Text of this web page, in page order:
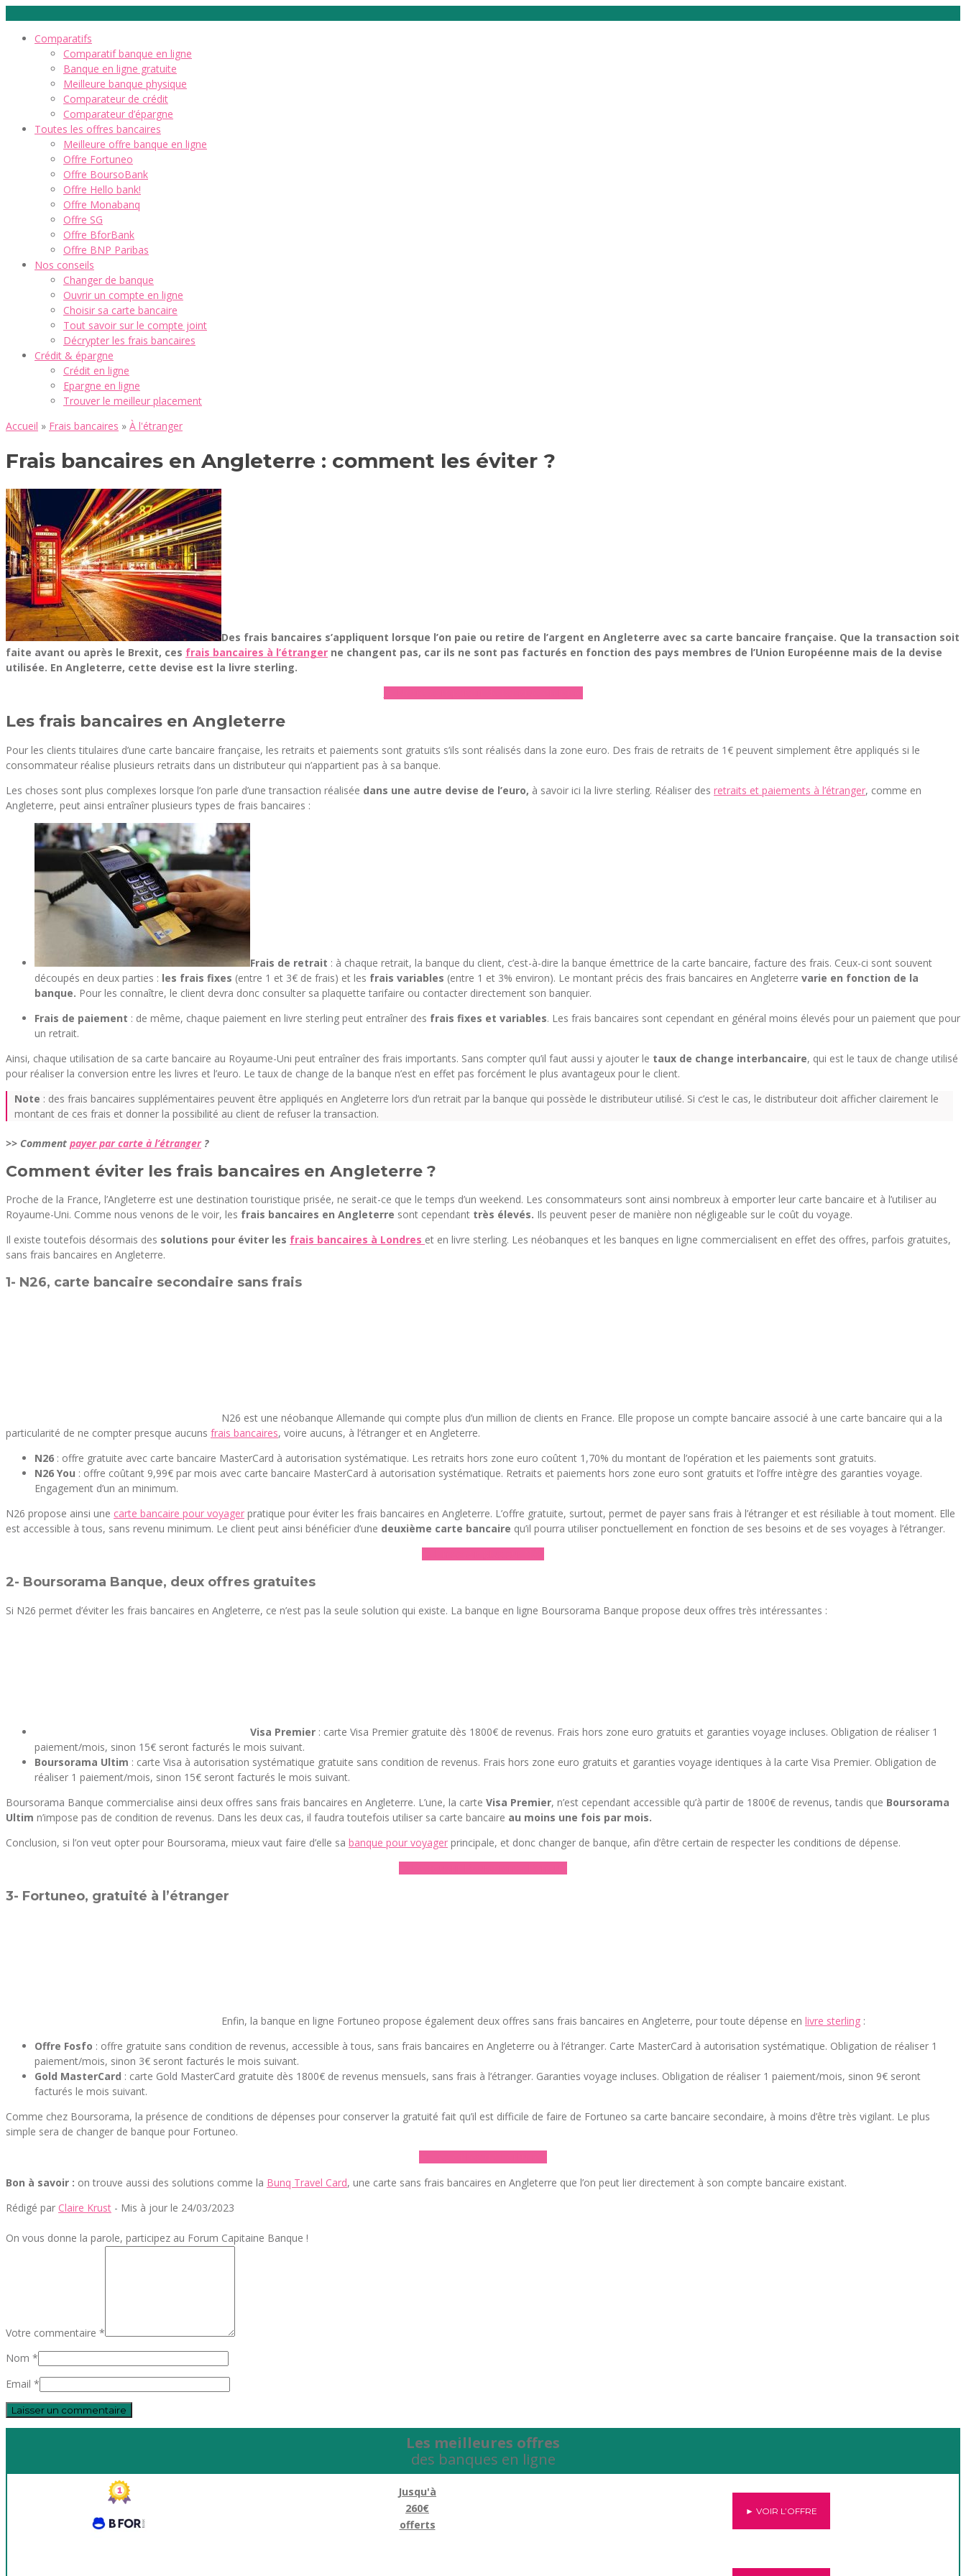
Comparatifs
Comparatif banque en ligne
Banque en ligne gratuite
Meilleure banque physique
Comparateur de crédit
Comparateur d’épargne
Toutes les offres bancaires
Meilleure offre banque en ligne
Offre Fortuneo
Offre BoursoBank
Offre Hello bank!
Offre Monabanq
Offre SG
Offre BforBank
Offre BNP Paribas
Nos conseils
Changer de banque
Ouvrir un compte en ligne
Choisir sa carte bancaire
Tout savoir sur le compte joint
Décrypter les frais bancaires
Crédit & épargne
Crédit en ligne
Epargne en ligne
Trouver le meilleur placement
Accueil » Frais bancaires » À l'étranger
Frais bancaires en Angleterre : comment les éviter ?
Des frais bancaires s’appliquent lorsque l’on paie ou retire de l’argent en Angleterre avec sa carte bancaire française. Que la transaction soit
faite avant ou après le Brexit, ces frais bancaires à l’étranger ne changent pas, car ils ne sont pas facturés en fonction des pays membres de l’Union Européenne mais de la devise
utilisée. En Angleterre, cette devise est la livre sterling.
Les frais bancaires en Angleterre
Pour les clients titulaires d’une carte bancaire française, les retraits et paiements sont gratuits s’ils sont réalisés dans la zone euro. Des frais de retraits de 1€ peuvent simplement être appliqués si le
consommateur réalise plusieurs retraits dans un distributeur qui n’appartient pas à sa banque.
Les choses sont plus complexes lorsque l’on parle d’une transaction réalisée dans une autre devise de l’euro, à savoir ici la livre sterling. Réaliser des retraits et paiements à l’étranger, comme en
Angleterre, peut ainsi entraîner plusieurs types de frais bancaires :
Frais de retrait : à chaque retrait, la banque du client, c’est-à-dire la banque émettrice de la carte bancaire, facture des frais. Ceux-ci sont souvent
découpés en deux parties : les frais fixes (entre 1 et 3€ de frais) et les frais variables (entre 1 et 3% environ). Le montant précis des frais bancaires en Angleterre varie en fonction de la
banque. Pour les connaître, le client devra donc consulter sa plaquette tarifaire ou contacter directement son banquier.
Frais de paiement : de même, chaque paiement en livre sterling peut entraîner des frais fixes et variables. Les frais bancaires sont cependant en général moins élevés pour un paiement que pour
un retrait.
Ainsi, chaque utilisation de sa carte bancaire au Royaume-Uni peut entraîner des frais importants. Sans compter qu’il faut aussi y ajouter le taux de change interbancaire, qui est le taux de change utilisé
pour réaliser la conversion entre les livres et l’euro. Le taux de change de la banque n’est en effet pas forcément le plus avantageux pour le client.
Note : des frais bancaires supplémentaires peuvent être appliqués en Angleterre lors d’un retrait par la banque qui possède le distributeur utilisé. Si c’est le cas, le distributeur doit afficher clairement le
montant de ces frais et donner la possibilité au client de refuser la transaction.
>> Comment payer par carte à l’étranger?
Comment éviter les frais bancaires en Angleterre ?
Proche de la France, l’Angleterre est une destination touristique prisée, ne serait-ce que le temps d’un weekend. Les consommateurs sont ainsi nombreux à emporter leur carte bancaire et à l’utiliser au
Royaume-Uni. Comme nous venons de le voir, les frais bancaires en Angleterre sont cependant très élevés. Ils peuvent peser de manière non négligeable sur le coût du voyage.
Il existe toutefois désormais des solutions pour éviter les frais bancaires à Londres et en livre sterling. Les néobanques et les banques en ligne commercialisent en effet des offres, parfois gratuites,
sans frais bancaires en Angleterre.
1- N26, carte bancaire secondaire sans frais
N26 est une néobanque Allemande qui compte plus d’un million de clients en France. Elle propose un compte bancaire associé à une carte bancaire qui a la
particularité de ne compter presque aucuns frais bancaires, voire aucuns, à l’étranger et en Angleterre.
N26 : offre gratuite avec carte bancaire MasterCard à autorisation systématique. Les retraits hors zone euro coûtent 1,70% du montant de l’opération et les paiements sont gratuits.
N26 You : offre coûtant 9,99€ par mois avec carte bancaire MasterCard à autorisation systématique. Retraits et paiements hors zone euro sont gratuits et l’offre intègre des garanties voyage.
Engagement d’un an minimum.
N26 propose ainsi une carte bancaire pour voyager pratique pour éviter les frais bancaires en Angleterre. L’offre gratuite, surtout, permet de payer sans frais à l’étranger et est résiliable à tout moment. Elle
est accessible à tous, sans revenu minimum. Le client peut ainsi bénéficier d’une deuxième carte bancaire qu’il pourra utiliser ponctuellement en fonction de ses besoins et de ses voyages à l’étranger.
2- Boursorama Banque, deux offres gratuites
Si N26 permet d’éviter les frais bancaires en Angleterre, ce n’est pas la seule solution qui existe. La banque en ligne Boursorama Banque propose deux offres très intéressantes :
Visa Premier : carte Visa Premier gratuite dès 1800€ de revenus. Frais hors zone euro gratuits et garanties voyage incluses. Obligation de réaliser 1
paiement/mois, sinon 15€ seront facturés le mois suivant.
Boursorama Ultim : carte Visa à autorisation systématique gratuite sans condition de revenus. Frais hors zone euro gratuits et garanties voyage identiques à la carte Visa Premier. Obligation de
réaliser 1 paiement/mois, sinon 15€ seront facturés le mois suivant.
Boursorama Banque commercialise ainsi deux offres sans frais bancaires en Angleterre. L’une, la carte Visa Premier, n’est cependant accessible qu’à partir de 1800€ de revenus, tandis que Boursorama
Ultim n’impose pas de condition de revenus. Dans les deux cas, il faudra toutefois utiliser sa carte bancaire au moins une fois par mois.
Conclusion, si l’on veut opter pour Boursorama, mieux vaut faire d’elle sa banque pour voyager principale, et donc changer de banque, afin d’être certain de respecter les conditions de dépense.
3- Fortuneo, gratuité à l’étranger
Enfin, la banque en ligne Fortuneo propose également deux offres sans frais bancaires en Angleterre, pour toute dépense en livre sterling :
Offre Fosfo : offre gratuite sans condition de revenus, accessible à tous, sans frais bancaires en Angleterre ou à l’étranger. Carte MasterCard à autorisation systématique. Obligation de réaliser 1
paiement/mois, sinon 3€ seront facturés le mois suivant.
Gold MasterCard : carte Gold MasterCard gratuite dès 1800€ de revenus mensuels, sans frais à l’étranger. Garanties voyage incluses. Obligation de réaliser 1 paiement/mois, sinon 9€ seront
facturés le mois suivant.
Comme chez Boursorama, la présence de conditions de dépenses pour conserver la gratuité fait qu’il est difficile de faire de Fortuneo sa carte bancaire secondaire, à moins d’être très vigilant. Le plus
simple sera de changer de banque pour Fortuneo.
Bon à savoir : on trouve aussi des solutions comme la Bunq Travel Card, une carte sans frais bancaires en Angleterre que l’on peut lier directement à son compte bancaire existant.
Rédigé par Claire Krust - Mis à jour le 24/03/2023
On vous donne la parole, participez au Forum Capitaine Banque !
Votre commentaire *
Nom *
Email *
Les meilleures offres
des banques en ligne
Jusqu'à
260€
offerts
► VOIR L’OFFRE